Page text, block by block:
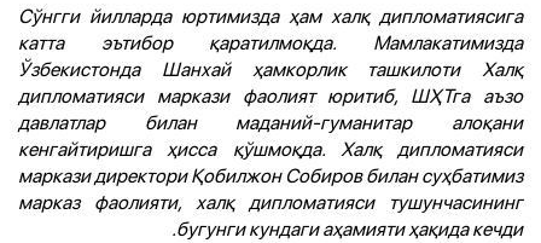
Сўнгги йилларда юртимизда ҳам халқ дипломатиясига
катта эътибор қаратилмоқда. Мамлакатимизда
Ўзбекистонда Шанхай ҳамкорлик ташкилоти Халқ
дипломатияси маркази фаолият юритиб, ШҲТга аъзо
давлатлар билан маданий-гуманитар алоқани
кенгайтиришга ҳисса қўшмоқда. Халқ дипломатияси
маркази директори Қобилжон Собиров билан суҳбатимиз
марказ фаолияти, халқ дипломатияси тушунчасининг
бугунги кундаги аҳамияти ҳақида кечди.